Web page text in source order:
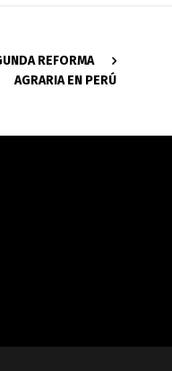
REFORMA
AGRARIA EN PERÚ